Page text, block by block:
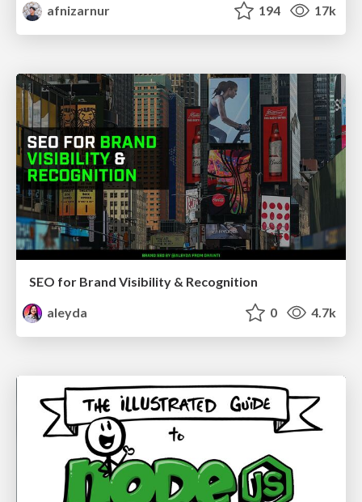
afnizarnur
194 17k
SEO for Brand Visibility & Recognition
aleyda
0 4.7k